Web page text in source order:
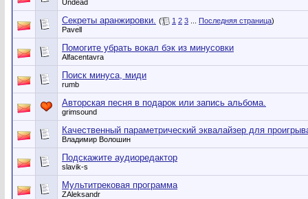
Undead
Секреты аранжировки. ( 1 2 3 Последняя страница)
Pavell
Помогите убрать вокал бэк из минусовки
Alfacentavra
Поиск минуса, миди
rumb
Авторская песня в подарок или запись альбома.
grimsound
Качественный параметрический эквалайзер для
Владимир Волошин
Подскажите аудиоредактор
slavik-s
Мультитрековая программа
ZAleksandr